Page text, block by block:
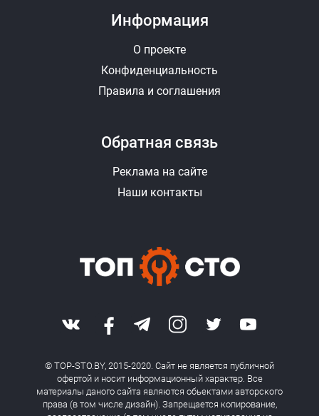
Информация
О проекте
Конфиденциальность
Правила и соглашения
Обратная связь
Реклама на сайте
Наши контакты
© TOP-STO.BY, 2015-2020. Сайт не является публичной
офертой и носит информационный характер. Все
материалы даного сайта являются обьектами авторского
права (в том числе дизайн). Запрещается копирование,